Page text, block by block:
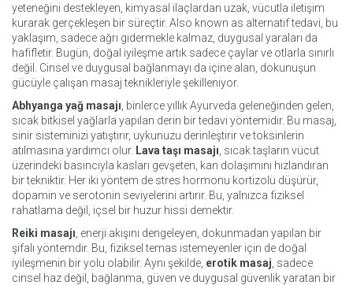
yeteneğini destekleyen, kimyasal ilaçlardan uzak, vücutla iletişim
kurarak gerçekleşen bir süreçtir. Also known as alternatif tedavi , bu
yaklaşım, sadece ağrı gidermekle kalmaz, duygusal yaraları da
hafifletir. Bugün, doğal iyileşme artık sadece çaylar ve otlarla sınırlı
değil. Cinsel ve duygusal bağlanmayı da içine alan, dokunuşun
gücüyle çalışan masaj teknikleriyle şekilleniyor.
Abhyanga yağ masajı binlerce yıllık Ayurveda geleneğinden gelen,
sıcak bitkisel yağlarla yapılan derin bir tedavi yöntemidir. Bu masaj,
sinir sisteminizi yatıştırır, uykunuzu derinleştirir ve toksinlerin
atılmasına yardımcı olur. Lava taşı masajı sıcak taşların vücut
üzerindeki basıncıyla kasları gevşeten, kan dolaşımını hızlandıran
bir tekniktir. Her iki yöntem de stres hormonu kortizolü düşürür,
dopamin ve serotonin seviyelerini artırır. Bu, yalnızca fiziksel
rahatlama değil, içsel bir huzur hissi demektir.
Reiki masajı enerji akışını dengeleyen, dokunmadan yapılan bir
şifalı yöntemdir. Bu, fiziksel temas istemeyenler için de doğal
iyileşmenin bir yolu olabilir. Aynı şekilde, erotik masaj sadece
cinsel haz değil, bağlanma, güven ve duygusal güvenlik yaratan bir